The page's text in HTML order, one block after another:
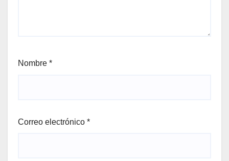
Nombre *
Correo electrónico *